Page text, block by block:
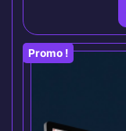
Promo !